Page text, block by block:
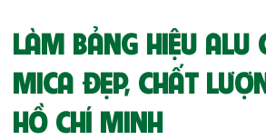
LÀM BẢNG HIỆU ALU
MICA ĐẸP, CHẤT
HỒ CHÍ MINH